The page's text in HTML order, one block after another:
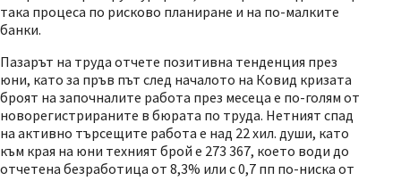
така процеса по рисково планиране и на по-малките
банки.
Пазарът на труда отчете позитивна тенденция през
юни, като за пръв път след началото на Ковид кризата
броят на започналите работа през месеца е по-голям от
новорегистрираните в бюрата по труда. Нетният спад
на активно търсещите работа е над 22 хил. души, като
към края на юни техният брой е 273 367, което води до
отчетена безработица от 8,3% или с 0,7 пп по-ниска от